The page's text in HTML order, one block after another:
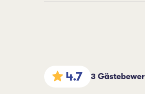
4.7 3